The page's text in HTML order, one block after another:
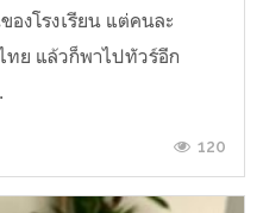
งโรงเรียน แต่คนละ
ทย แล้วก็พาไปทัวร์อีก
120